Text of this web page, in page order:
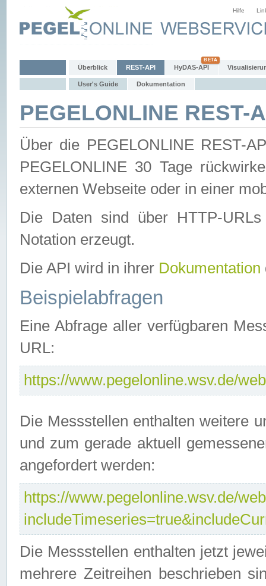
Hilfe
Überblick REST-API HyDAS-API
User's Guide Dokumentation
PEGELONLINE REST-
Über die PEGELONLINE REST-
PEGELONLINE 30 Tage
externen Webseite oder in einer
Die Daten sind über HTTP-
Notation erzeugt.
Die API wird in ihrer Dokumentation
Beispielabfragen
Eine Abfrage aller verfügbaren
URL:
https://www.pegelonline.wsv.de/
Die Messstellen enthalten weitere
und zum gerade aktuell
angefordert werden:
https://www.pegelonline.wsv.de/
Die Messstellen enthalten jetzt
mehrere Zeitreihen beschrieben